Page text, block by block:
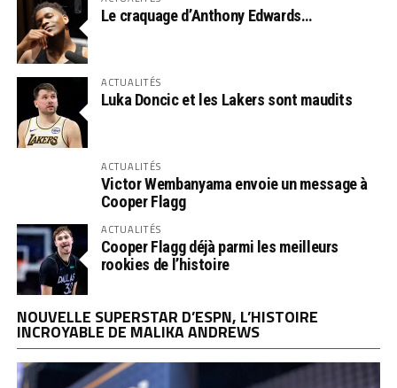
Le craquage d’Anthony Edwards…
ACTUALITÉS
Luka Doncic et les Lakers sont maudits
ACTUALITÉS
Victor Wembanyama envoie un message à
Cooper Flagg
ACTUALITÉS
Cooper Flagg déjà parmi les meilleurs
rookies de l’histoire
NOUVELLE SUPERSTAR D’ESPN, L’HISTOIRE
INCROYABLE DE MALIKA ANDREWS